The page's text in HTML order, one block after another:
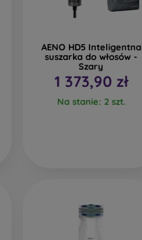
AENO HD5 Inteligentna
suszarka do włosów -
Szary
1 373,90 zł
Na stanie: 2 szt.